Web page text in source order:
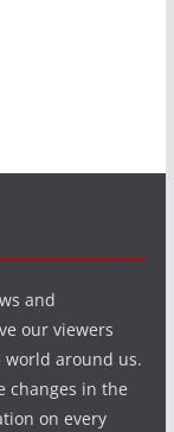
and
our viewers
world around us.
changes in the
on every